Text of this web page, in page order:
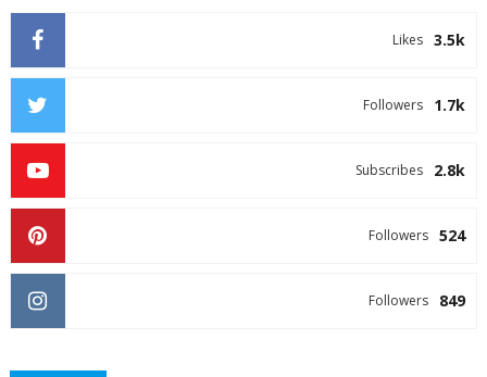
3.5k
Likes
1.7k
Followers
2.8k
Subscribes
524
Followers
849
Followers